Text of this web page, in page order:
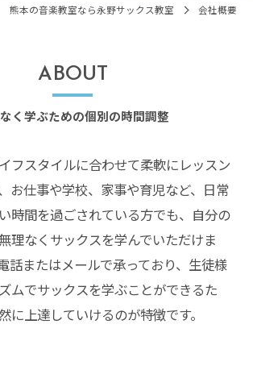
熊本の音楽教室なら永野サックス教室 会社概要
く学ぶための個別の時間調整
ABOUT
フスタイルに合わせて柔軟にレッスン
お仕事や学校、家事や育児など、日常
時間を過ごされている方でも、自分の
理なくサックスを学んでいただけま
話またはメールで承っており、生徒様
ムでサックスを学ぶことができるた
に上達していけるのが特徴です。